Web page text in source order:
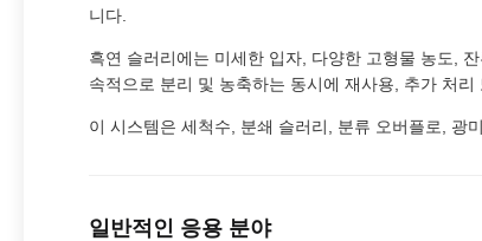
니다.
흑연 슬러리에는 미세한 입자, 다양한 고형물 농도,
속적으로 분리 및 농축하는 동시에 재사용, 추가 처
이 시스템은 세척수, 분쇄 슬러리, 분류 오버플로, 광
일반적인 응용 분야